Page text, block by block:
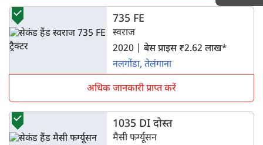
735 FE
स्वराज
2020 | बेस प्राइस ₹2.62 लाख*
नलगोंडा, तेलंगाना
अधिक जानकारी प्राप्त करें
1035 DI दोस्त
मैसी फर्ग्यूसन